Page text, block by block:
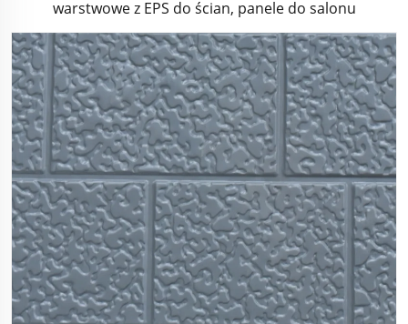
warstwowe z EPS do ścian, panele do salonu